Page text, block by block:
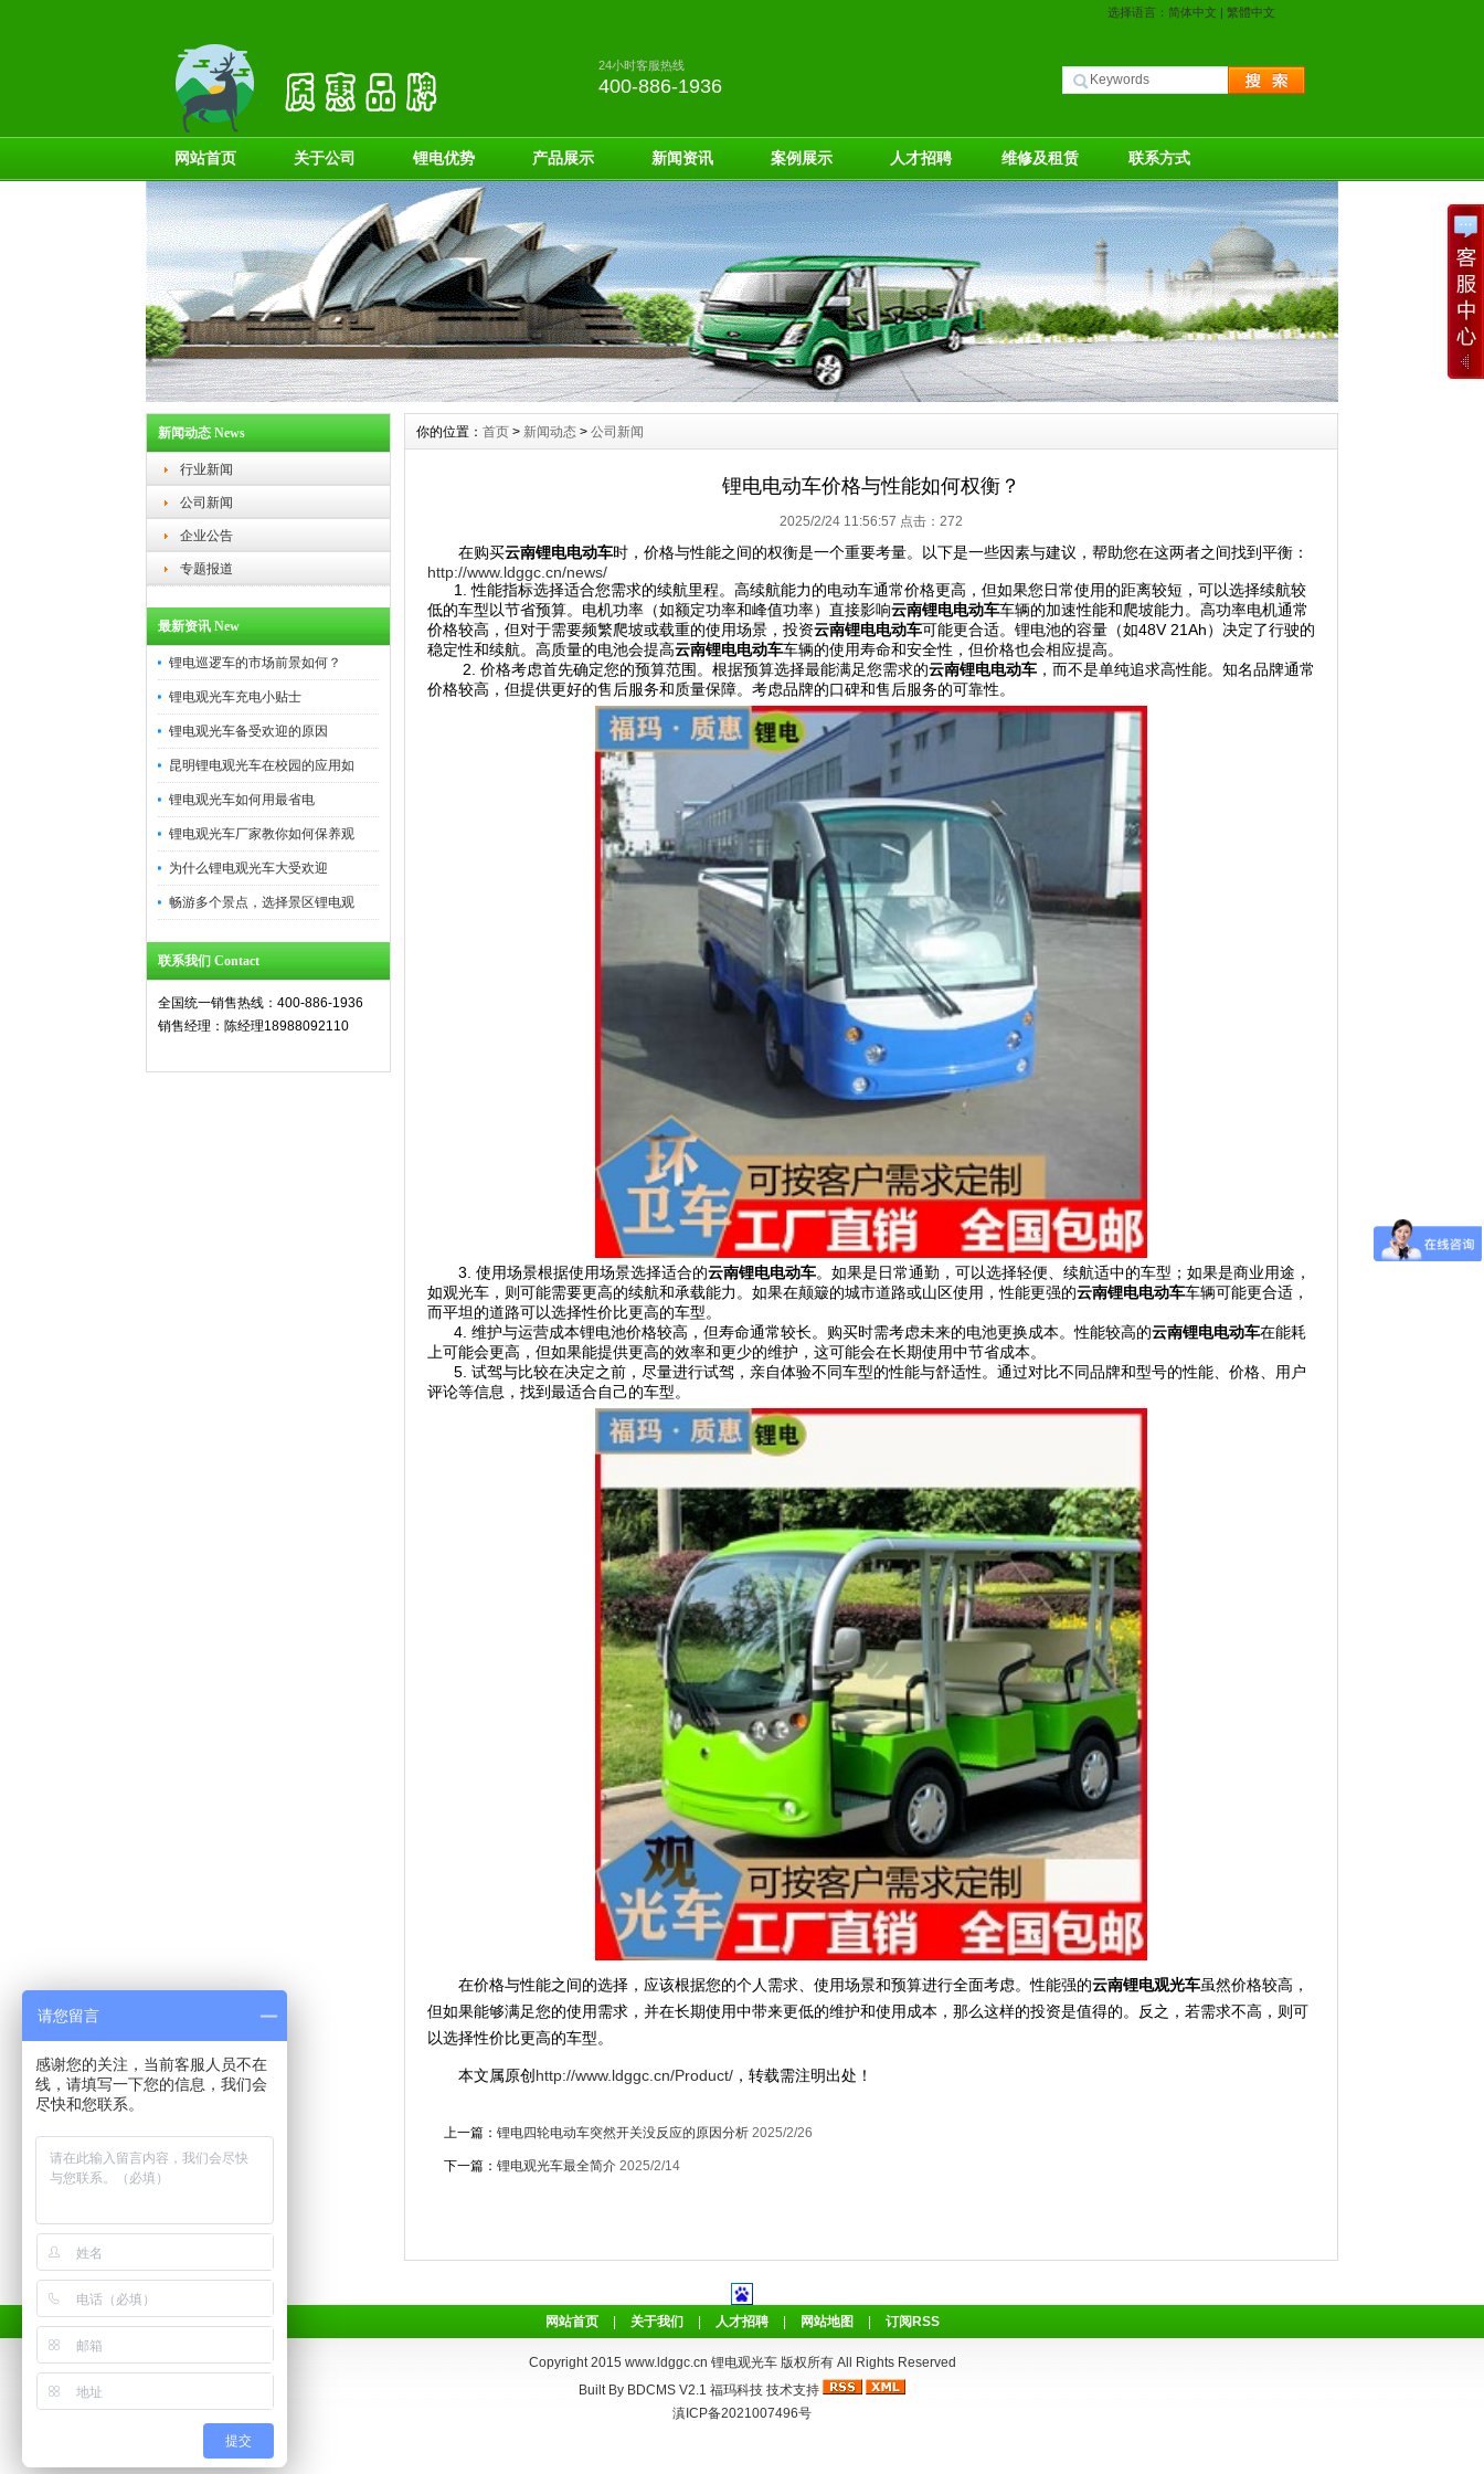
选择语言： 简体中文 | 繁體中文
24小时客服热线
400-886-1936
网站首页 关于公司 锂电优势 产品展示 新闻资讯 案例展示 人才招聘 维修及租赁 联系方式
新闻动态 News
行业新闻
公司新闻
企业公告
专题报道
最新资讯 New
锂电巡逻车的市场前景如何？
锂电观光车充电小贴士
锂电观光车备受欢迎的原因
昆明锂电观光车在校园的应用如
锂电观光车如何用最省电
锂电观光车厂家教你如何保养观
为什么锂电观光车大受欢迎
畅游多个景点，选择景区锂电观
联系我们 Contact
全国统一销售热线：400-886-1936
销售经理：陈经理18988092110
你的位置： 首页 > 新闻动态 > 公司新闻
锂电电动车价格与性能如何权衡？
2025/2/24 11:56:57 点击： 272
在购买云南锂电电动车时，价格与性能之间的权衡是一个重要考量。以下是一些因素与建议，帮助您在这两者之间找到平衡：
http://www.ldggc.cn/news/
1. 性能指标选择适合您需求的续航里程。高续航能力的电动车通常价格更高，但如果您日常使用的距离较短，可以选择续航较
低的车型以节省预算。 电机功率（如额定功率和峰值功率）直接影响云南锂电电动车车辆的加速性能和爬坡能力。高功率电机通常
价格较高，但对于需要频繁爬坡或载重的使用场景，投资云南锂电电动车可能更合适。 锂电池的容量（如48V 21Ah）决定了行驶的
稳定性和续航。高质量的电池会提高云南锂电电动车车辆的使用寿命和安全性，但价格也会相应提高。
2. 价格考虑首先确定您的预算范围。根据预算选择最能满足您需求的云南锂电电动车 ，而不是单纯追求高性能。 知名品牌通常
价格较高，但提供更好的售后服务和质量保障。考虑品牌的口碑和售后服务的可靠性。
3. 使用场景根据使用场景选择适合的云南锂电电动车。如果是日常通勤，可以选择轻便、续航适中的车型；如果是商业用途，
如观光车，则可能需要更高的续航和承载能力。 如果在颠簸的城市道路或山区使用，性能更强的云南锂电电动车车辆可能更合适，
而平坦的道路可以选择性价比更高的车型。
4. 维护与运营成本锂电池价格较高，但寿命通常较长。购买时需考虑未来的电池更换成本。性能较高的云南锂电电动车在能耗
上可能会更高，但如果能提供更高的效率和更少的维护，这可能会在长期使用中节省成本。
5. 试驾与比较在决定之前，尽量进行试驾，亲自体验不同车型的性能与舒适性。 通过对比不同品牌和型号的性能、价格、用户
评论等信息，找到最适合自己的车型。
在价格与性能之间的选择，应该根据您的个人需求、使用场景和预算进行全面考虑。性能强的云南锂电观光车虽然价格较高，
但如果能够满足您的使用需求，并在长期使用中带来更低的维护和使用成本，那么这样的投资是值得的。反之，若需求不高，则可
以选择性价比更高的车型。
本文属原创 http://www.ldggc.cn/Product/ ，转载需注明出处！
上一篇： 锂电四轮电动车突然开关没反应的原因分析 2025/2/26
下一篇： 锂电观光车最全简介 2025/2/14
网站首页 关于我们 人才招聘 网站地图 订阅RSS
Copyright 2015 www.ldggc.cn 锂电观光车 版权所有 All Rights Reserved
Built By BDCMS V2.1 福玛科技 技术支持
滇ICP备2021007496号
请您留言
感谢您的关注，当前客服人员不在
线，请填写一下您的信息，我们会
尽快和您联系。
提交